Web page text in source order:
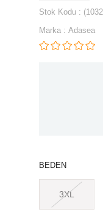
Stok Kodu
Marka : Adasea
BEDEN
3XL